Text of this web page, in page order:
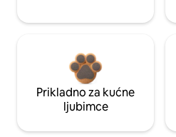
Prikladno za kućne
ljubimce